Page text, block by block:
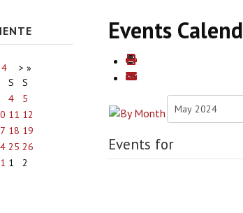
Events
Events for
> »
S
S
4
5
11 12
18 19
25 26
1 2